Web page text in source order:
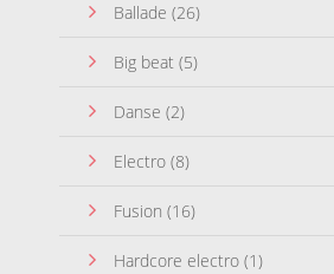
Ballade (26)
Big beat (5)
Danse (2)
Electro (8)
Fusion (16)
Hardcore electro (1)